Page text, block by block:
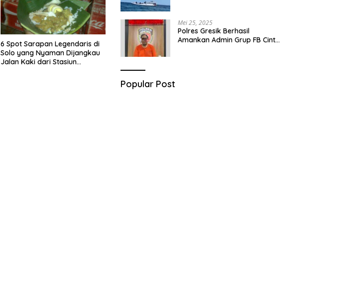
6 Spot Sarapan Legendaris di
Solo yang Nyaman Dijangkau
Jalan Kaki dari Stasiun
Mei 25, 2025
Polres Gresik Berhasil
Amankan Admin Grup FB Cinta
Popular Post